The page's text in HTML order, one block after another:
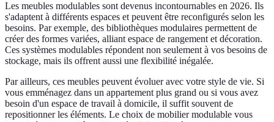
Les meubles modulables sont devenus incontournables en 2026. Ils
s'adaptent à différents espaces et peuvent être reconfigurés selon les
besoins. Par exemple, des bibliothèques modulaires permettent de
créer des formes variées, alliant espace de rangement et décoration.
Ces systèmes modulables répondent non seulement à vos besoins de
stockage, mais ils offrent aussi une flexibilité inégalée.
Par ailleurs, ces meubles peuvent évoluer avec votre style de vie. Si
vous emménagez dans un appartement plus grand ou si vous avez
besoin d'un espace de travail à domicile, il suffit souvent de
repositionner les éléments. Le choix de mobilier modulable vous